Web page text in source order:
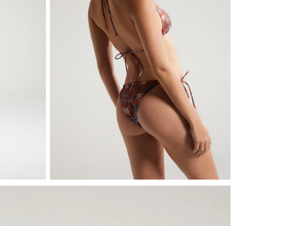
Otros:
En